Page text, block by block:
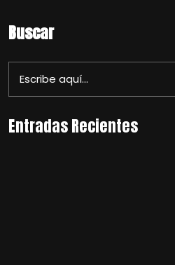
Buscar
Entradas Recientes